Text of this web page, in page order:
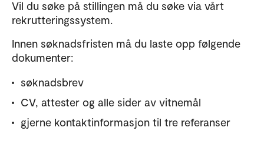
Vil du søke på stillingen må du søke via vårt
rekrutteringssystem.
Innen søknadsfristen må du laste opp følgende
dokumenter:
søknadsbrev
CV, attester og alle sider av vitnemål
gjerne kontaktinformasjon til tre referanser